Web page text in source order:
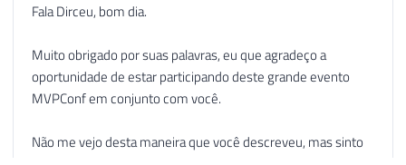
Fala Dirceu, bom dia.
Muito obrigado por suas palavras, eu que agradeço a
oportunidade de estar participando deste grande evento
MVPConf em conjunto com você.
Não me vejo desta maneira que você descreveu, mas sinto